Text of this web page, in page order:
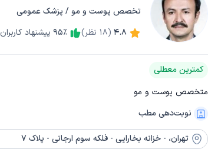
تخصص پوست و مو / پزشک عمومی
4.8
(
18 نظر) 95٪ پیشنهاد کاربران
کمترین معطلی
متخصص پوست و مو
نوبت‌دهی مطب
تهران، - خزانه بخارایی - فلکه سوم ارجانی - پلاک 7